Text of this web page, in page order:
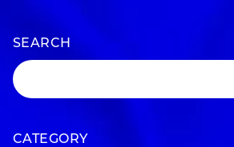
SEARCH
CATEGORY